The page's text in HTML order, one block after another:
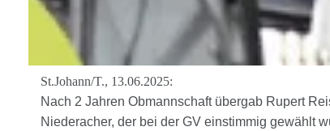
St.Johann/T., 13.06.2025:
Nach 2 Jahren Obmannschaft übergab Rupert
Niederacher, der bei der GV einstimmig gewählt